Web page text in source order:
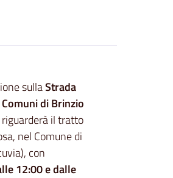
sullaStrada
di Brinzio
il tratto
nel Comune di
con
12:00 e dalle